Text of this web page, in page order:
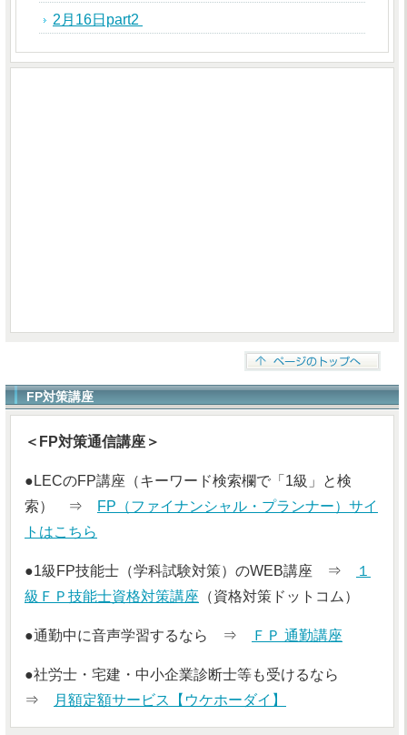
2月16日part2
FP対策講座
＜FP対策通信講座＞
●LECのFP講座（キーワード検索欄で「1級」と検
索） ⇒
FP（ファイナンシャル・プランナー）サイ
トはこちら
●1級FP技能士（学科試験対策）のWEB講座 ⇒
１
級ＦＰ技能士資格対策講座 （資格対策ドットコム）
●通勤中に音声学習するなら ⇒ ＦＰ 通勤講座
●社労士・宅建・中小企業診断士等も受けるなら
⇒
月額定額サービス【ウケホーダイ】